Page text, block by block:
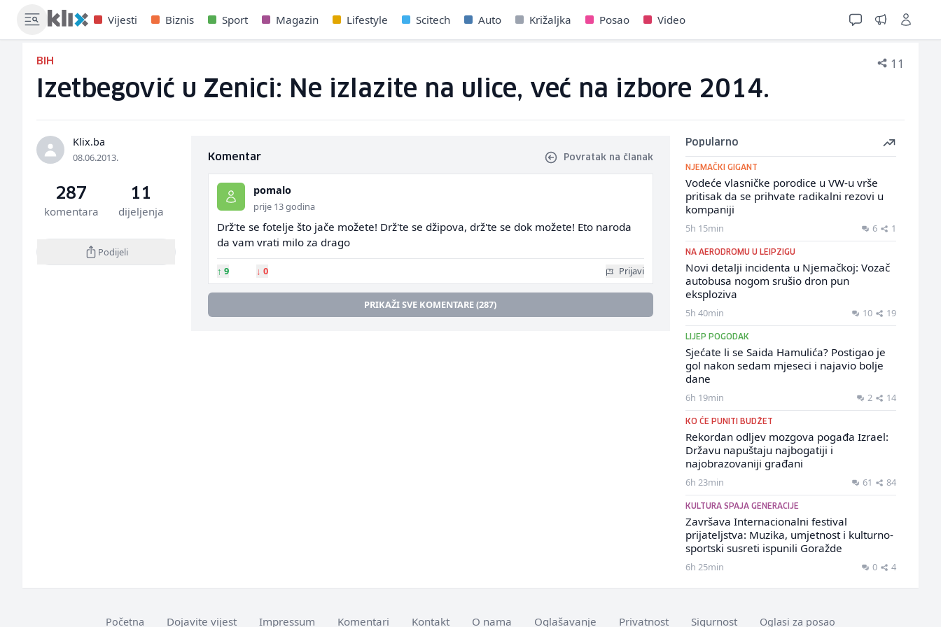
Vijesti Biznis Sport Magazin Lifestyle Scitech Auto Križaljka Posao Video
BIH 11
Izetbegović u Zenici: Ne izlazite na ulice, već na izbore 2014.
Klix.ba
08.06.2013.
287
komentara
11
dijeljenja
Podijeli
Komentar Povratak na članak
pomalo
prije 13 godina
Drž'te se fotelje što jače možete! Drž'te se džipova, drž'te se dok možete! Eto naroda
da vam vrati milo za drago
↑ 9 ↓ 0 Prijavi
PRIKAŽI SVE KOMENTARE (287)
Popularno
NJEMAČKI GIGANT
Vodeće vlasničke porodice u VW-u vrše
pritisak da se prihvate radikalni rezovi u
kompaniji
5h 15min 6 1
NA AERODROMU U LEIPZIGU
Novi detalji incidenta u Njemačkoj: Vozač
autobusa nogom srušio dron pun
eksploziva
5h 40min 10 19
LIJEP POGODAK
Sjećate li se Saida Hamulića? Postigao je
gol nakon sedam mjeseci i najavio bolje
dane
6h 19min 2 14
KO ĆE PUNITI BUDŽET
Rekordan odljev mozgova pogađa Izrael:
Državu napuštaju najbogatiji i
najobrazovaniji građani
6h 23min 61 84
KULTURA SPAJA GENERACIJE
Završava Internacionalni festival
prijateljstva: Muzika, umjetnost i kulturno-
sportski susreti ispunili Goražde
6h 25min 0 4
Početna Dojavite vijest Impressum Komentari Kontakt O nama Oglašavanje Privatnost Sigurnost Oglasi za posao